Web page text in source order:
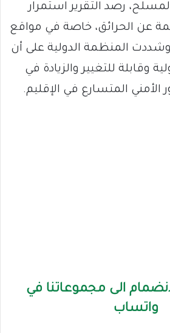
رصد التقرير استمرار
عن الحرائق، خاصة في مواقع
المنظمة الدولية على أن
وقابلة للتغيير والزيادة في
الأمني المتسارع في الإقليم.
الى مجموعاتنا في
واتساب